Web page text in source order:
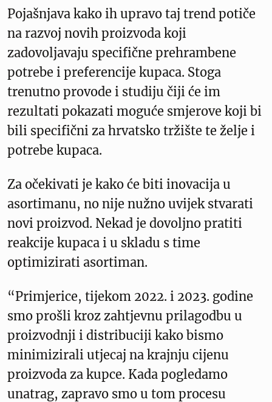
Pojašnjava kako ih upravo taj trend potiče
na razvoj novih proizvoda koji
zadovoljavaju specifične prehrambene
potrebe i preferencije kupaca. Stoga
trenutno provode i studiju čiji će im
rezultati pokazati moguće smjerove koji bi
bili specifični za hrvatsko tržište te želje i
potrebe kupaca.
Za očekivati je kako će biti inovacija u
asortimanu, no nije nužno uvijek stvarati
novi proizvod. Nekad je dovoljno pratiti
reakcije kupaca i u skladu s time
optimizirati asortiman.
“Primjerice, tijekom 2022. i 2023. godine
smo prošli kroz zahtjevnu prilagodbu u
proizvodnji i distribuciji kako bismo
minimizirali utjecaj na krajnju cijenu
proizvoda za kupce. Kada pogledamo
unatrag, zapravo smo u tom procesu